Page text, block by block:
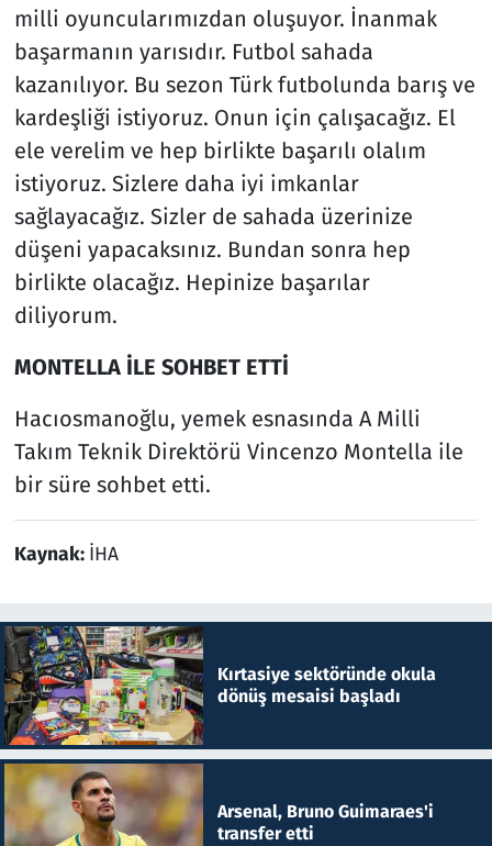
milli oyuncularımızdan oluşuyor. İnanmak
başarmanın yarısıdır. Futbol sahada
kazanılıyor. Bu sezon Türk futbolunda barış ve
kardeşliği istiyoruz. Onun için çalışacağız. El
ele verelim ve hep birlikte başarılı olalım
istiyoruz. Sizlere daha iyi imkanlar
sağlayacağız. Sizler de sahada üzerinize
düşeni yapacaksınız. Bundan sonra hep
birlikte olacağız. Hepinize başarılar
diliyorum.
MONTELLA İLE SOHBET ETTİ
Hacıosmanoğlu, yemek esnasında A Milli
Takım Teknik Direktörü Vincenzo Montella ile
bir süre sohbet etti.
Kaynak: İHA
Kırtasiye sektöründe okula
dönüş mesaisi başladı
Arsenal, Bruno Guimaraes'i
transfer etti